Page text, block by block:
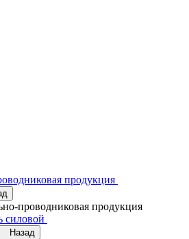
продукция
проводниковая продукция
силовой
Назад